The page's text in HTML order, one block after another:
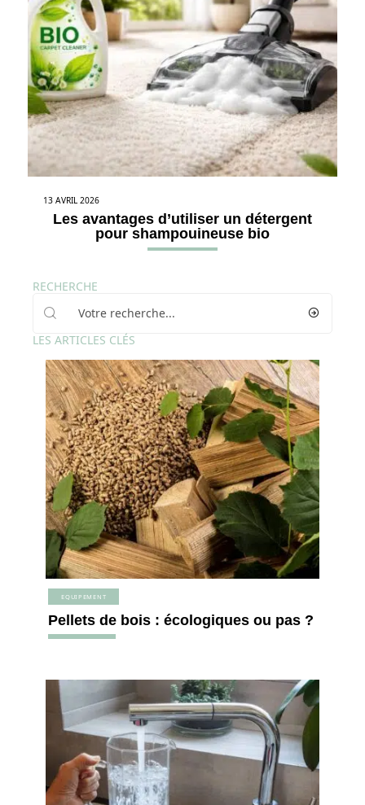
13 AVRIL 2026
Les avantages d’utiliser un détergent
pour shampouineuse bio
RECHERCHE
LES ARTICLES CLÉS
EQUIPEMENT
Pellets de bois : écologiques ou pas ?